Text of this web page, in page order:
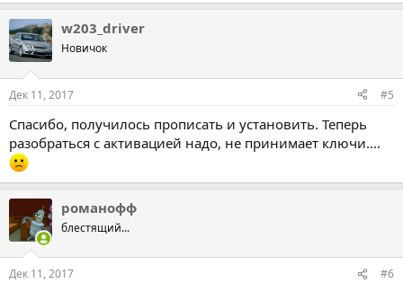
w203_driver
Новичок
Дек 11, 2017 #5
Спасибо, получилось прописать и установить. Теперь
разобраться с активацией надо, не принимает ключи....
романофф
блестящий...
Дек 11, 2017 #6